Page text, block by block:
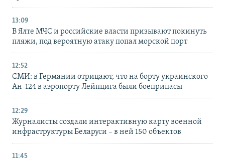
13:09
В Ялте МЧС и российские власти призывают покинуть
пляжи, под вероятную атаку попал морской порт
12:52
СМИ: в Германии отрицают, что на борту украинского
Ан-124 в аэропорту Лейпцига были боеприпасы
12:29
Журналисты создали интерактивную карту военной
инфраструктуры Беларуси – в ней 150 объектов
11:45